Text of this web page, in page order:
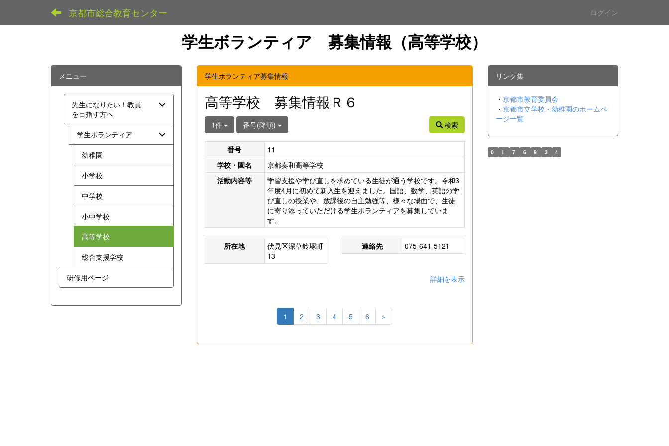
京都市総合教育センター ログイン
学生ボランティア 募集情報（高等学校）
学生ボランティア募集情報
高等学校 募集情報Ｒ６
1件 番号(降順) 検索
番号
11
学校・園名
京都奏和高等学校
活動内容等
学習支援や学び直しを求めている生徒が通う学校です。令和3
年度4月に初めて新入生を迎えました。国語、数学、英語の学
び直しの授業や、放課後の自主勉強等、様々な場面で、生徒
に寄り添っていただける学生ボランティアを募集していま
す。
所在地
伏見区深草鈴塚町
13
連絡先 075-641-5121
詳細を表示
1 2 3 4 5 6 »
メニュー
先生になりたい！教員
を目指す方へ
学生ボランティア
幼稚園
小学校
中学校
小中学校
高等学校
総合支援学校
研修用ページ
リンク集
・ 京都市教育委員会
・ 京都市立学校・幼稚園のホームペ
ージ一覧
0 1 7 6 9 3 4